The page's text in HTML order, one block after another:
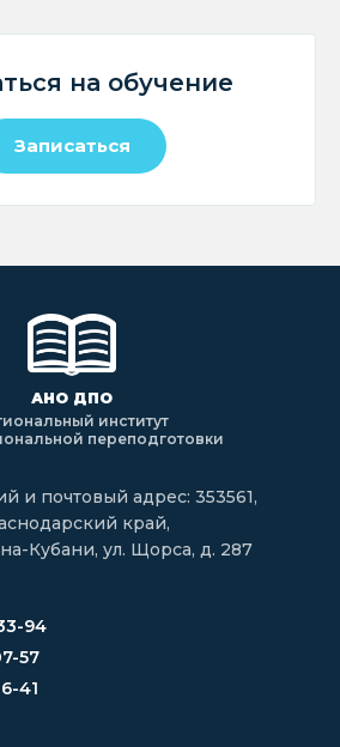
на обучение
Записаться
АНО ДПО
институт
переподготовки
и почтовый адрес: 353561,
край,
Кубани, ул. Щорса, д. 287
94
57
41